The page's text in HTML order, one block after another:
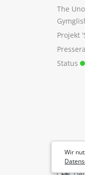
Wir
The
Projekt
Status